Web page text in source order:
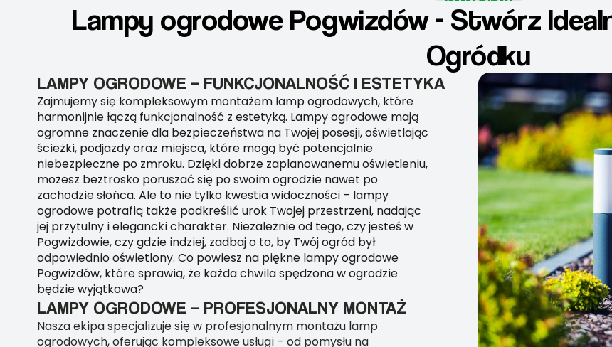
Lampy ogrodowe Pogwizdów - Stwórz
Ogródku
LAMPY OGRODOWE – FUNKCJONALNOŚĆ I ESTETYKA
Zajmujemy się kompleksowym montażem lamp ogrodowych, które
harmonijnie łączą funkcjonalność z estetyką. Lampy ogrodowe mają
ogromne znaczenie dla bezpieczeństwa na Twojej posesji, oświetlając
ścieżki, podjazdy oraz miejsca, które mogą być potencjalnie
niebezpieczne po zmroku. Dzięki dobrze zaplanowanemu oświetleniu,
możesz beztrosko poruszać się po swoim ogrodzie nawet po
zachodzie słońca. Ale to nie tylko kwestia widoczności – lampy
ogrodowe potrafią także podkreślić urok Twojej przestrzeni, nadając
jej przytulny i elegancki charakter. Niezależnie od tego, czy jesteś w
Pogwizdowie, czy gdzie indziej, zadbaj o to, by Twój ogród był
odpowiednio oświetlony. Co powiesz na piękne lampy ogrodowe
Pogwizdów, które sprawią, że każda chwila spędzona w ogrodzie
będzie wyjątkowa?
LAMPY OGRODOWE – PROFESJONALNY MONTAŻ
Nasza ekipa specjalizuje się w profesjonalnym montażu lamp
ogrodowych, oferując kompleksowe usługi – od pomysłu na